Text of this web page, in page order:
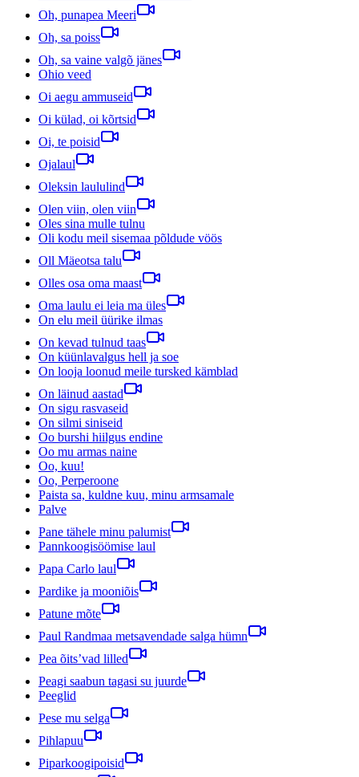
Oh, punapea Meeri
Oh, sa poiss
Oh, sa vaine valgõ jänes
Ohio veed
Oi aegu ammuseid
Oi külad, oi kõrtsid
Oi, te poisid
Ojalaul
Oleksin laululind
Olen viin, olen viin
Oles sina mulle tulnu
Oli kodu meil sisemaa põldude vöös
Oll Mäeotsa talu
Olles osa oma maast
Oma laulu ei leia ma üles
On elu meil üürike ilmas
On kevad tulnud taas
On küünlavalgus hell ja soe
On looja loonud meile tursked kämblad
On läinud aastad
On sigu rasvaseid
On silmi siniseid
Oo burshi hiilgus endine
Oo mu armas naine
Oo, kuu!
Oo, Perperoone
Paista sa, kuldne kuu, minu armsamale
Palve
Pane tähele minu palumist
Pannkoogisöömise laul
Papa Carlo laul
Pardike ja mooniõis
Patune mõte
Paul Randmaa metsavendade salga hümn
Pea õits’vad lilled
Peagi saabun tagasi su juurde
Peeglid
Pese mu selga
Pihlapuu
Piparkoogipoisid